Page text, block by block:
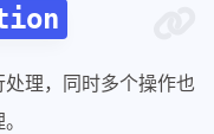
理，同时多个操作也